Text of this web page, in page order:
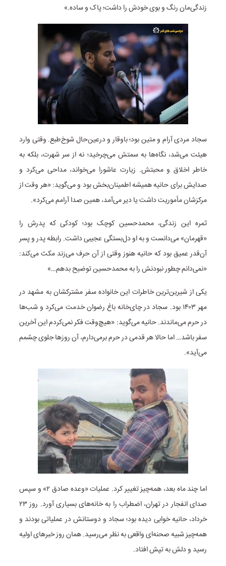
زندگی‌مان رنگ و بوی خودش را داشت؛ پاک و ساده.»
سجاد مردی آرام و متین بود؛ باوقار و درعین‌حال شوخ‌طبع. وقتی وارد
هیئت می‌شد، نگاه‌ها به سمتش می‌چرخید؛ نه از سر شهرت، بلکه به
خاطر اخلاق و محبتش. زیارت عاشورا می‌خواند، مداحی می‌کرد و
صدایش برای حانیه همیشه اطمینان‌بخش بود و می‌گوید: «هر وقت از
مرکزشان مأموریت داشت یا دیر می‌آمد، همین صدا آرامم می‌کرد».
ثمره این زندگی، محمدحسین کوچک بود؛ کودکی که پدرش را
«قهرمان» می‌دانست و به او دل‌بستگی عجیبی داشت. رابطه پدر و پسر
آن‌قدر عمیق بود که حانیه هنوز وقتی از آن حرف می‌زند مکث می‌کند:
«نمی‌دانم چطور نبودنش را به محمدحسین توضیح بدهم…»
یکی از شیرین‌ترین خاطرات این خانواده سفر مشترکشان به مشهد در
مهر ۱۴۰۳ بود. سجاد در چای‌خانه باغ رضوان خدمت می‌کرد و شب‌ها
در حرم می‌ماندند. حانیه می‌گوید: «هیچ‌وقت فکر نمی‌کردم این آخرین
سفر باشد… اما حالا هر قدمی در حرم برمی‌دارم، آن روزها جلوی چشمم
می‌آید».
اما چند ماه بعد، همه‌چیز تغییر کرد. عملیات «وعده صادق ۲» و سپس
صدای انفجار در تهران، اضطراب را به خانه‌های بسیاری آورد. روز ۲۳
خرداد، حانیه خوابی دیده بود؛ سجاد و دوستانش در عملیاتی بودند و
همه‌چیز شبیه صحنه‌ای واقعی به نظر می‌رسید. همان روز خبرهای اولیه
رسید و دلش به تپش افتاد.